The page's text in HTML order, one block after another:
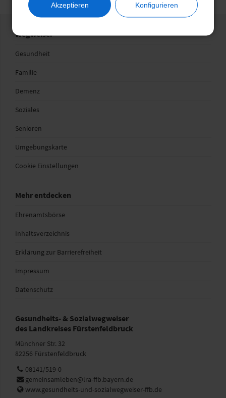
Wegweiser
Gesundheit
Familie
Demenz
Soziales
Senioren
Umgebungskarte
Cookie Einstellungen
Mehr entdecken
Ehrenamtsbörse
Inhaltsverzeichnis
Erklärung zur Barrierefreiheit
Impressum
Datenschutz
Gesundheits- & Sozialwegweiser
des Landkreises Fürstenfeldbruck
Münchner Str. 32
82256 Fürstenfeldbruck
Telefon:
08141/519-0
E-
Mail:
gemeinsamleben@lra-ffb.bayern.de
Web:
www.gesundheits-und-sozialwegweiser-ffb.de
Akzeptieren Konfigurieren